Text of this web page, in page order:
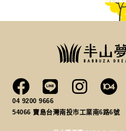
04 9200 9666
54066 寶島台灣南投市工業南6路6號